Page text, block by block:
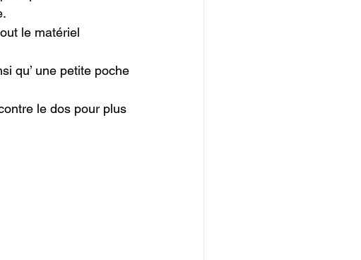
le matériel
qu’ une petite poche
le dos pour plus